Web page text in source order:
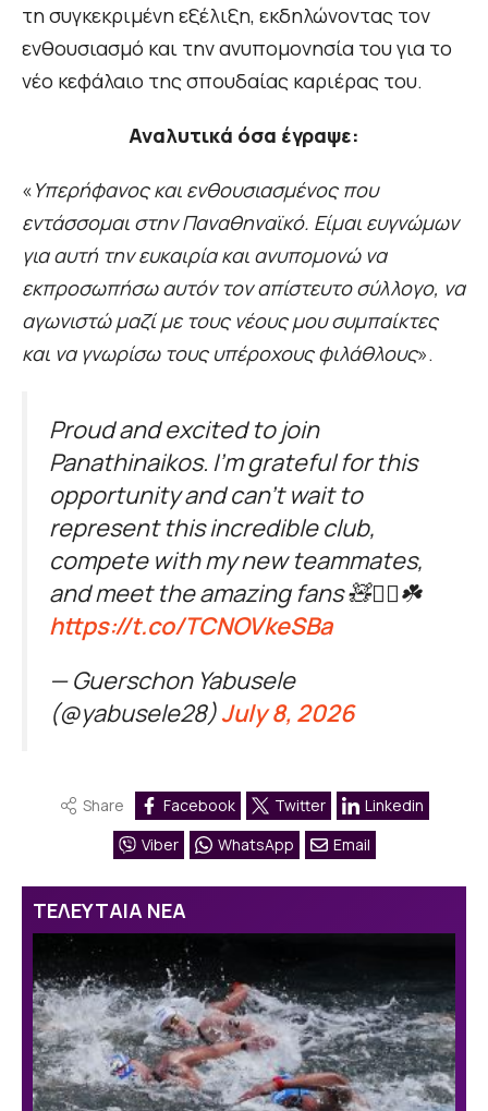
τη συγκεκριμένη εξέλιξη, εκδηλώνοντας τον
ενθουσιασμό και την ανυπομονησία του για το
νέο κεφάλαιο της σπουδαίας καριέρας του.
Αναλυτικά όσα έγραψε:
«Υπερήφανος και ενθουσιασμένος που
εντάσσομαι στην Παναθηναϊκό. Είμαι ευγνώμων
για αυτή την ευκαιρία και ανυπομονώ να
εκπροσωπήσω αυτόν τον απίστευτο σύλλογο, να
αγωνιστώ μαζί με τους νέους μου συμπαίκτες
και να γνωρίσω τους υπέροχους φιλάθλους».
Proud and excited to join
Panathinaikos. I’m grateful for this
opportunity and can’t wait to
represent this incredible club,
compete with my new teammates,
and meet the amazing fans 🧸✊🏾☘️
https://t.co/TCNOVkeSBa
— Guerschon Yabusele
(@yabusele28)July 8, 2026
Share Facebook Twitter
Linkedin
Viber
WhatsApp Email
ΤΕΛΕΥΤΑΙΑ ΝΕΑ